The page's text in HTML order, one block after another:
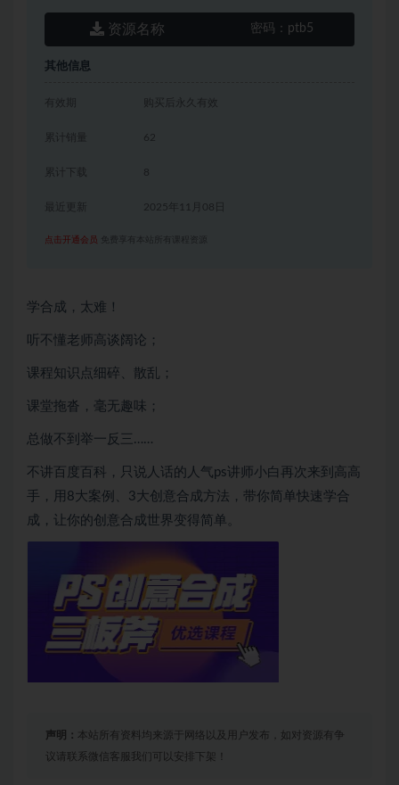
资源名称 密码： ptb5
其他信息
有效期 购买后永久有效
累计销量 62
累计下载 8
2025年11月08日
点击开通会员 免费享有本站所有课程资源
学合成，太难！
听不懂老师高谈阔论；
课程知识点细碎、散乱；
课堂拖沓，毫无趣味；
总做不到举一反三……
不讲百度百科，只说人话的人气ps讲师小白再次来到高高
手，用8大案例、3大创意合成方法，带你简单快速学合
成，让你的创意合成世界变得简单。
声明： 本站所有资料均来源于网络以及用户发布，如对资源有争
议请联系微信客服我们可以安排下架！